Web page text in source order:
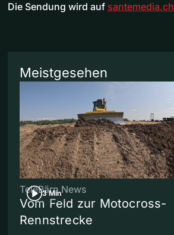
Die Sendung wird auf santemedia.ch
Meistgesehen
3 Min
TeleBärn News
Vom Feld zur Motocross-
Rennstrecke